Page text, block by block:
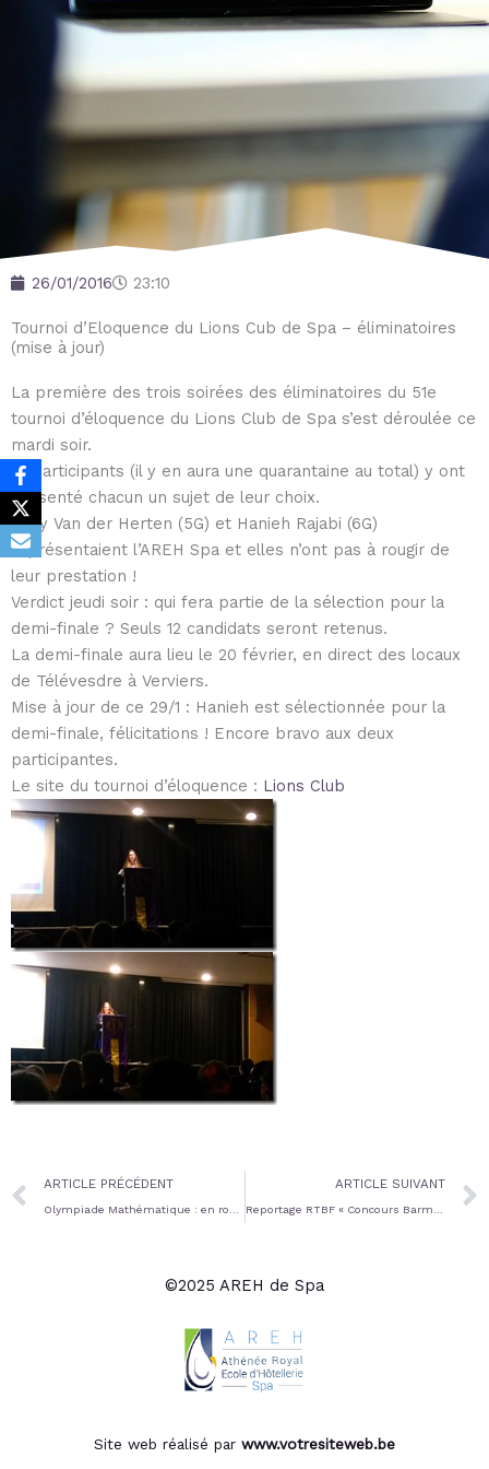
26/01/2016 23:10
Tournoi d’Eloquence du Lions Cub de Spa – éliminatoires
(mise à jour)
La première des trois soirées des éliminatoires du 51e
tournoi d’éloquence du Lions Club de Spa s’est déroulée ce
mardi soir.
14 participants (il y en aura une quarantaine au total) y ont
présenté chacun un sujet de leur choix.
Kelly Van der Herten (5G) et Hanieh Rajabi (6G)
représentaient l’AREH Spa et elles n’ont pas à rougir de
leur prestation !
Verdict jeudi soir : qui fera partie de la sélection pour la
demi-finale ? Seuls 12 candidats seront retenus.
La demi-finale aura lieu le 20 février, en direct des locaux
de Télévesdre à Verviers.
Mise à jour de ce 29/1 : Hanieh est sélectionnée pour la
demi-finale, félicitations ! Encore bravo aux deux
participantes.
Le site du tournoi d’éloquence : Lions Club
Prev
ARTICLE PRÉCÉDENT ARTICLE SUIVANT
©2025 AREH de Spa
Site web réalisé par www.votresiteweb.be